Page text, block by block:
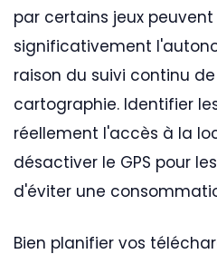
par certains jeux
significativement
raison du suivi continu
cartographie. Identifier
réellement l'accès à la
désactiver le GPS pour
d'éviter une
Bien planifier vos